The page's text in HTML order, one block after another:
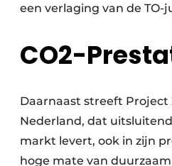
een verlaging van de TO-
CO2-
Daarnaast streeft Project
Nederland, dat
markt levert, ook in zijn
hoge mate van